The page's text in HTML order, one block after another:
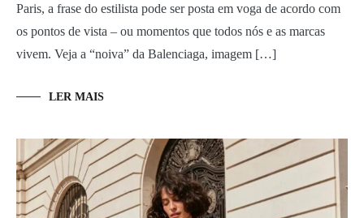
Paris, a frase do estilista pode ser posta em voga de acordo com
os pontos de vista – ou momentos que todos nós e as marcas
vivem. Veja a “noiva” da Balenciaga, imagem […]
LER MAIS